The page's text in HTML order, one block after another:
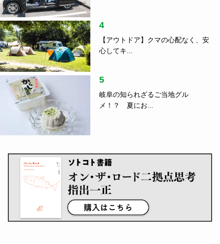
4
【アウトドア】クマの心配なく、安
心してキ...
5
岐阜の知られざるご当地グル
メ！？ 夏にお...